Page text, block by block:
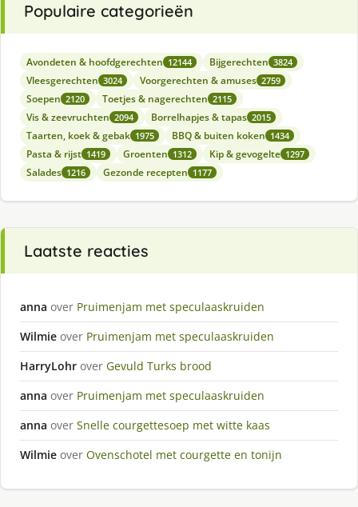
Populaire categorieën
Avondeten & hoofdgerechten 12144 Bijgerechten 3824
Vleesgerechten 3024 Voorgerechten & amuses 2759
Soepen 2120 Toetjes & nagerechten 2115
Vis & zeevruchten 2094 Borrelhapjes & tapas 2015
Taarten, koek & gebak 1975 BBQ & buiten koken 1434
Pasta & rijst 1419 Groenten 1312 Kip & gevogelte 1297
Salades 1216 Gezonde recepten 1177
Laatste reacties
anna over Pruimenjam met speculaaskruiden
Wilmie over Pruimenjam met speculaaskruiden
HarryLohr over Gevuld Turks brood
anna over Pruimenjam met speculaaskruiden
anna over Snelle courgettesoep met witte kaas
Wilmie over Ovenschotel met courgette en tonijn